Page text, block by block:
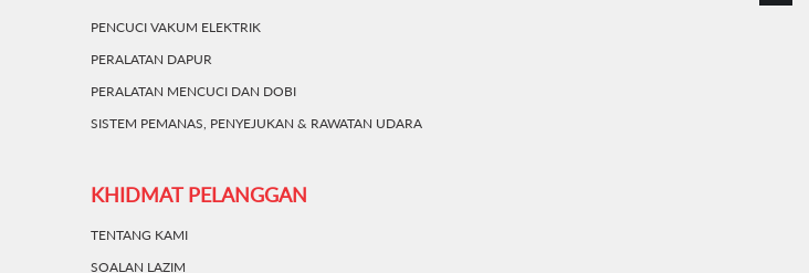
PENCUCI VAKUM ELEKTRIK
PERALATAN DAPUR
PERALATAN MENCUCI DAN DOBI
SISTEM PEMANAS, PENYEJUKAN & RAWATAN UDARA
KHIDMAT PELANGGAN
TENTANG KAMI
SOALAN LAZIM